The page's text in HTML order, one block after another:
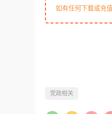
如有任何下载或充
党政相关